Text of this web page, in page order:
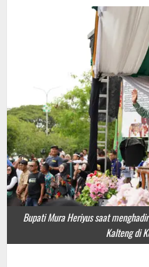
Bupati Mura Heriyus saat
Kalteng di